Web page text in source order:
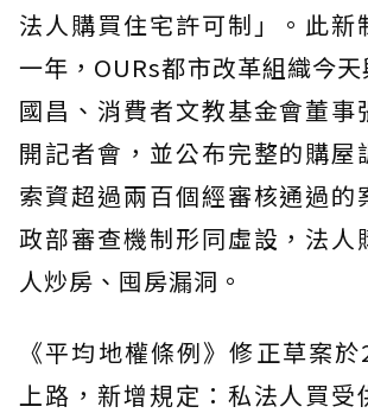
法人購買住宅許可制」。此新
一年，OURs都市改革組織今
國昌、消費者文教基金會董事
開記者會，並公布完整的購屋
索資超過兩百個經審核通過的
政部審查機制形同虛設，法人
人炒房、囤房漏洞。
《平均地權條例》修正草案
上路，新增規定：私法人買受